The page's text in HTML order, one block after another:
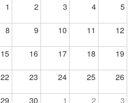
1 2 3 4 5
8 9 10 11 12
15 16 17 18 19
22 23 24 25 26
29 30 1 2 3